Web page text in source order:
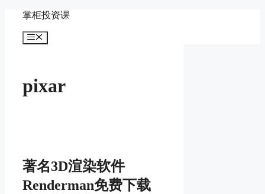
content
掌柜投资课
Menu
pixar
著名3D渲染软件
Renderman免费下载